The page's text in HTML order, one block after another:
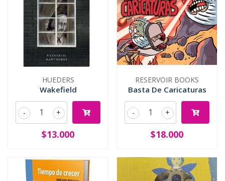
HUEDERS
Wakefield
+
-
$13.000
RESERVOIR BOOKS
Basta De Caricaturas
+
-
$18.000